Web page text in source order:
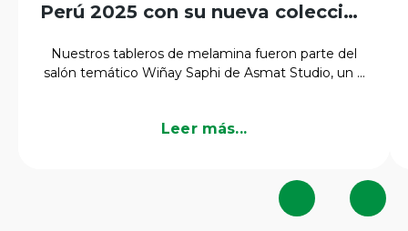
Perú 2025 con su nueva colección
Nuestros tableros de melamina fueron parte del
salón temático Wiñay Saphi de Asmat Studio, un ...
Leer más...